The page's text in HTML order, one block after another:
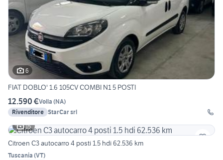
6
FIAT DOBLO' 1.6 105CV COMBI N1 5 POSTI
12.590 €Volla (NA)
Rivenditore StarCar srl
15
Citroen C3 autocarro 4 posti 1.5 hdi 62.536 km
Tuscania (VT)